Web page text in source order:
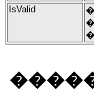
IsValid